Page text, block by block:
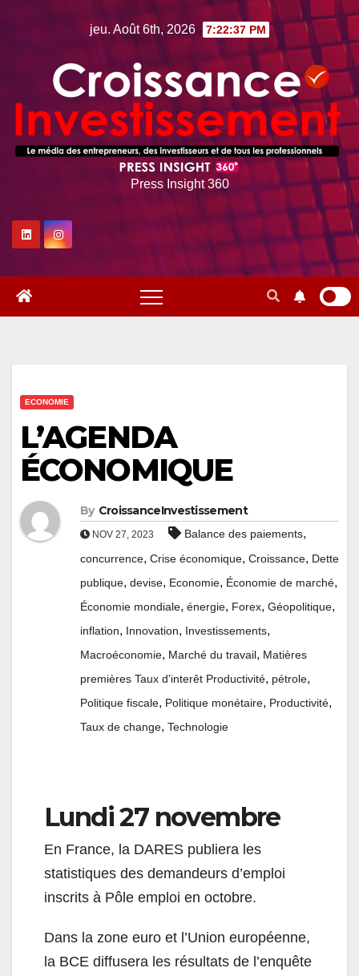
jeu. Août 6th, 2026 7:22:38 PM
Press Insight 360
ECONOMIE
L’AGENDA
ÉCONOMIQUE
By CroissanceInvestissement
NOV 27, 2023 Balance des paiements,
concurrence, Crise économique, Croissance, Dette
publique, devise, Economie, Économie de marché,
Économie mondiale, énergie, Forex, Géopolitique,
inflation, Innovation, Investissements,
Macroéconomie, Marché du travail, Matières
premières Taux d'interêt Productivité, pétrole,
Politique fiscale, Politique monétaire, Productivité,
Taux de change, Technologie
Lundi 27 novembre
En France, la DARES publiera les
statistiques des demandeurs d’emploi
inscrits à Pôle emploi en octobre.
Dans la zone euro et l’Union européenne,
la BCE diffusera les résultats de l’enquête